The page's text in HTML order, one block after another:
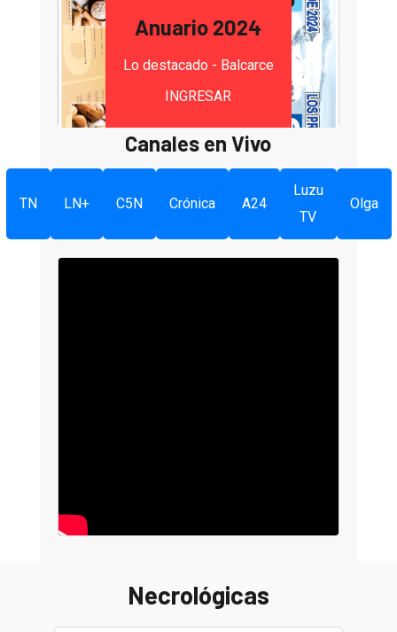
Anuario 2024
Lo destacado - Balcarce
INGRESAR
Canales en Vivo
TN LN+ C5N Crónica A24
Luzu
TV
Olga
Necrológicas